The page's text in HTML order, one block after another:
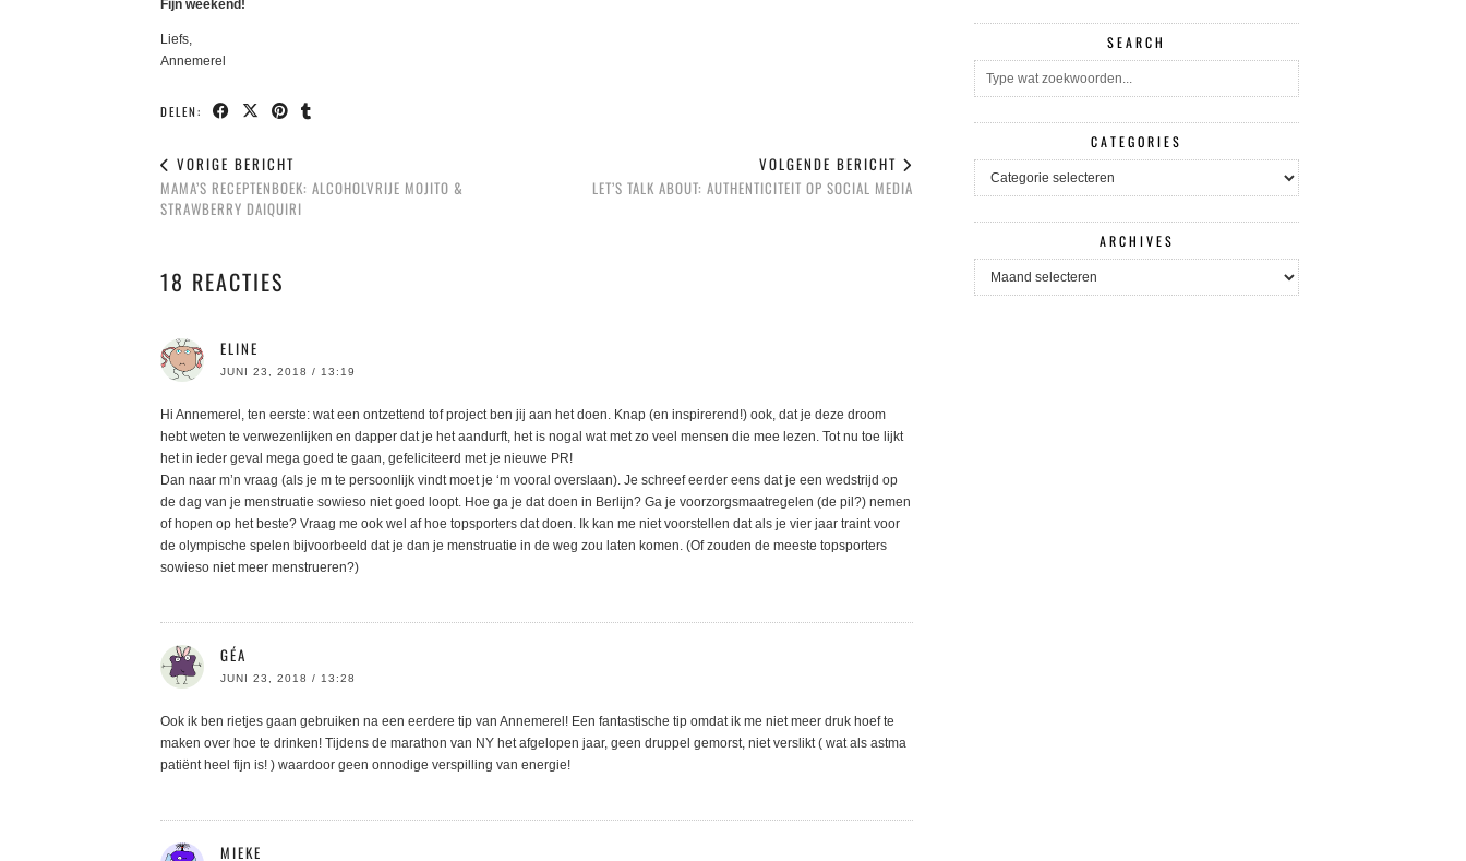
Fijn weekend!
Liefs,
Annemerel
DELEN:
VORIGE BERICHT
MAMA’S RECEPTENBOEK: ALCOHOLVRIJE MOJITO &
STRAWBERRY DAIQUIRI
VOLGENDE BERICHT
LET’S TALK ABOUT: AUTHENTICITEIT OP SOCIAL MEDIA
18 REACTIES
ELINE
JUNI 23, 2018 / 13:19
Hi Annemerel, ten eerste: wat een ontzettend tof project ben jij aan het doen. Knap (en inspirerend!) ook, dat je deze droom
hebt weten te verwezenlijken en dapper dat je het aandurft, het is nogal wat met zo veel mensen die mee lezen. Tot nu toe lijkt
het in ieder geval mega goed te gaan, gefeliciteerd met je nieuwe PR!
Dan naar m’n vraag (als je m te persoonlijk vindt moet je ‘m vooral overslaan). Je schreef eerder eens dat je een wedstrijd op
de dag van je menstruatie sowieso niet goed loopt. Hoe ga je dat doen in Berlijn? Ga je voorzorgsmaatregelen (de pil?) nemen
of hopen op het beste? Vraag me ook wel af hoe topsporters dat doen. Ik kan me niet voorstellen dat als je vier jaar traint voor
de olympische spelen bijvoorbeeld dat je dan je menstruatie in de weg zou laten komen. (Of zouden de meeste topsporters
sowieso niet meer menstrueren?)
GÉA
JUNI 23, 2018 / 13:28
Ook ik ben rietjes gaan gebruiken na een eerdere tip van Annemerel! Een fantastische tip omdat ik me niet meer druk hoef te
maken over hoe te drinken! Tijdens de marathon van NY het afgelopen jaar, geen druppel gemorst, niet verslikt ( wat als astma
patiënt heel fijn is! ) waardoor geen onnodige verspilling van energie!
MIEKE
SEARCH
CATEGORIES
CATEGORIES
ARCHIVES
ARCHIVES